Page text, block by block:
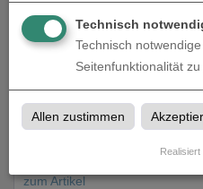
zum Artikel
Technisch
Technisch
Seitenfunktionalität
Allen zustimmen
Realisiert